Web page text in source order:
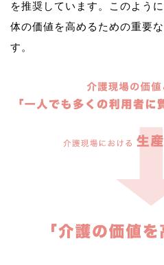
を推奨しています。このよう
体の価値を高めるための重要